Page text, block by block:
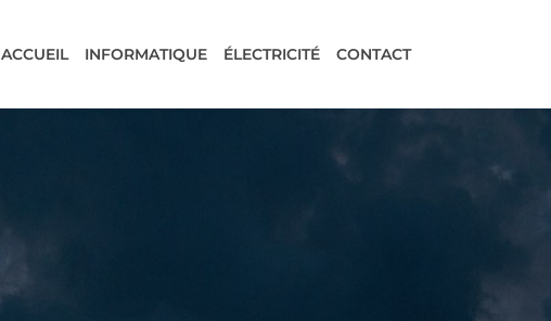
ACCUEIL INFORMATIQUE ÉLECTRICITÉ CONTACT